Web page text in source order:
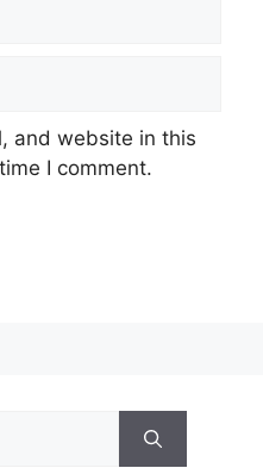
and website in this
I comment.